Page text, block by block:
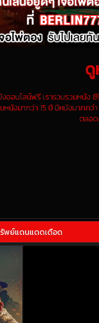
ออนไลน์ฟรี เรารวบรวมหนัง
หนังมากว่า 15 ปี มีหนังมากก
ตลอด
พย์แดนแดดเดือด